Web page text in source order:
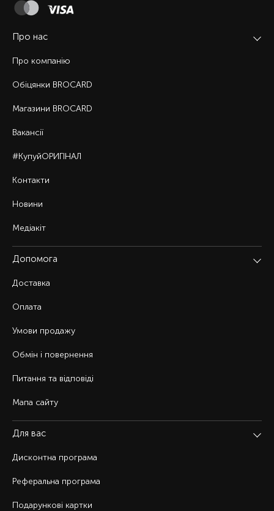
Про нас
Про компанію
Обіцянки BROCARD
Магазини BROCARD
Вакансії
#КупуйОРИГІНАЛ
Контакти
Новини
Медіакіт
Допомога
Доставка
Оплата
Умови продажу
Обмін і повернення
Питання та відповіді
Мапа сайту
Для вас
Дисконтна програма
Реферальна програма
Подарункові картки